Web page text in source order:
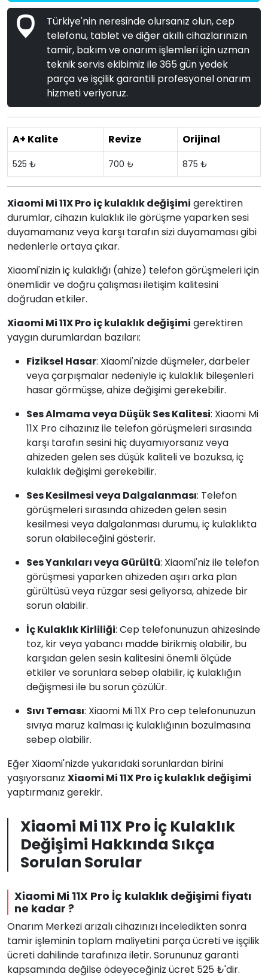
Türkiye'nin neresinde olursanız olun, cep
telefonu, tablet ve diğer akıllı cihazlarınızın
tamir, bakım ve onarım işlemleri için uzman
teknik servis ekibimiz ile 365 gün yedek
parça ve işçilik garantili profesyonel onarım
hizmeti veriyoruz.
A+ Kalite Revize Orijinal
525 ₺ 700 ₺ 875 ₺
Xiaomi Mi 11X Pro iç kulaklık değişimi gerektiren
durumlar, cihazın kulaklık ile görüşme yaparken sesi
duyamamanız veya karşı tarafın sizi duyamaması gibi
nedenlerle ortaya çıkar.
Xiaomi'nizin iç kulaklığı (ahize) telefon görüşmeleri için
önemlidir ve doğru çalışması iletişim kalitesini
doğrudan etkiler.
Xiaomi Mi 11X Pro iç kulaklık değişimi gerektiren
yaygın durumlardan bazıları:
Fiziksel Hasar: Xiaomi'nizde düşmeler, darbeler
veya çarpışmalar nedeniyle iç kulaklık bileşenleri
hasar görmüşse, ahize değişimi gerekebilir.
Ses Almama veya Düşük Ses Kalitesi: Xiaomi Mi
11X Pro cihazınız ile telefon görüşmeleri sırasında
karşı tarafın sesini hiç duyamıyorsanız veya
ahizeden gelen ses düşük kaliteli ve bozuksa, iç
kulaklık değişimi gerekebilir.
Ses Kesilmesi veya Dalgalanması: Telefon
görüşmeleri sırasında ahizeden gelen sesin
kesilmesi veya dalgalanması durumu, iç kulaklıkta
sorun olabileceğini gösterir.
Ses Yankıları veya Gürültü: Xiaomi'niz ile telefon
görüşmesi yaparken ahizeden aşırı arka plan
gürültüsü veya rüzgar sesi geliyorsa, ahizede bir
sorun olabilir.
İç Kulaklık Kirliliği: Cep telefonunuzun ahizesinde
toz, kir veya yabancı madde birikmiş olabilir, bu
karşıdan gelen sesin kalitesini önemli ölçüde
etkiler ve sorunlara sebep olabilir, iç kulaklığın
değişmesi ile bu sorun çözülür.
Sıvı Teması: Xiaomi Mi 11X Pro cep telefonunuzun
sıvıya maruz kalması iç kulaklığının bozulmasına
sebep olabilir.
Eğer Xiaomi'nizde yukarıdaki sorunlardan birini
yaşıyorsanız Xiaomi Mi 11X Pro iç kulaklık değişimi
yaptırmanız gerekir.
Xiaomi Mi 11X Pro İç Kulaklık
Değişimi Hakkında Sıkça
Sorulan Sorular
Xiaomi Mi 11X Pro İç kulaklık değişimi fiyatı
ne kadar ?
Onarım Merkezi arızalı cihazınızı inceledikten sonra
tamir işleminin toplam maliyetini parça ücreti ve işçilik
ücreti dahilinde tarafınıza iletir. Sorununuz garanti
kapsamında değilse ödeyeceğiniz ücret 525 ₺'dir.